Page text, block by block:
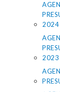
2024
2023